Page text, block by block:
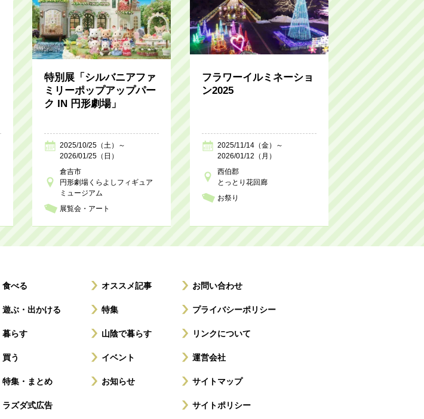
特別展「シルバニアファ
ミリーポップアップパー
ク IN 円形劇場」
2025/10/25（土）～
2026/01/25（日）
倉吉市
円形劇場くらよしフィギュア
ミュージアム
展覧会・アート
フラワーイルミネーショ
ン2025
2025/11/14（金）～
2026/01/12（月）
西伯郡
とっとり花回廊
お祭り
食べる
遊ぶ・出かける
暮らす
買う
特集・まとめ
ラズダ式広告
オススメ記事
特集
山陰で暮らす
イベント
お知らせ
お問い合わせ
プライバシーポリシー
リンクについて
運営会社
サイトマップ
サイトポリシー